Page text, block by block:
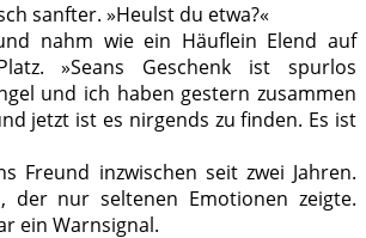
sanfter. »Heulst du etwa?«
nahm wie ein Häuflein Elend auf
»Seans Geschenk ist spurlos
und ich haben gestern zusammen
jetzt ist es nirgends zu finden. Es ist
Freund inzwischen seit zwei Jahren.
der nur seltenen Emotionen zeigte.
ein Warnsignal.